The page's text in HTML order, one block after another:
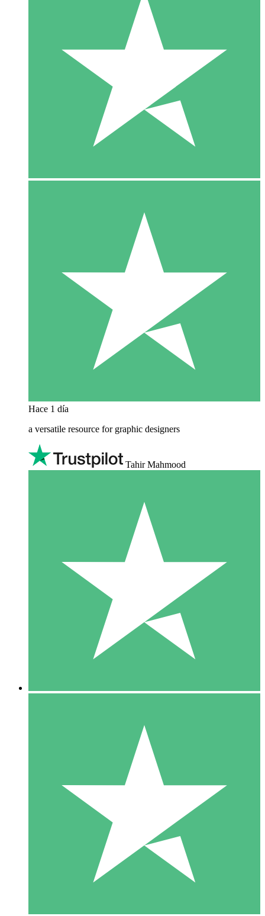
Hace 1 día
a versatile resource for graphic designers
Tahir Mahmood